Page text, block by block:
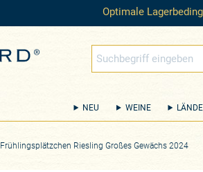
Optimale
NEU WEINE
Frühlingsplätzchen Riesling Großes Gewächs 2024